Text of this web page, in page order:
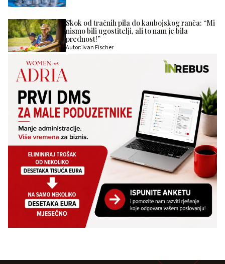
Skok od tračnih pila do kaubojskog ranča: “Mi
nismo bili ugostitelji, ali to nam je bila
prednost!”
Autor: Ivan Fischer